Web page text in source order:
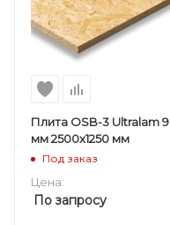
Плита OSB-3 Ultralam 9
мм 2500х1250 мм
Под заказ
Цена:
По запросу